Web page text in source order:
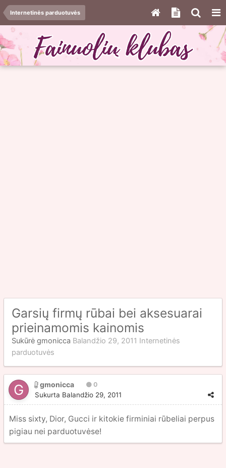
Internetinės parduotuvės
Garsių firmų rūbai bei aksesuarai
prieinamomis kainomis
Sukūrė gmonicca Balandžio 29, 2011 Internetinės
parduotuvės
gmonicca 0
Sukurta Balandžio 29, 2011
Miss sixty, Dior, Gucci ir kitokie firminiai rūbeliai perpus
pigiau nei parduotuvėse!